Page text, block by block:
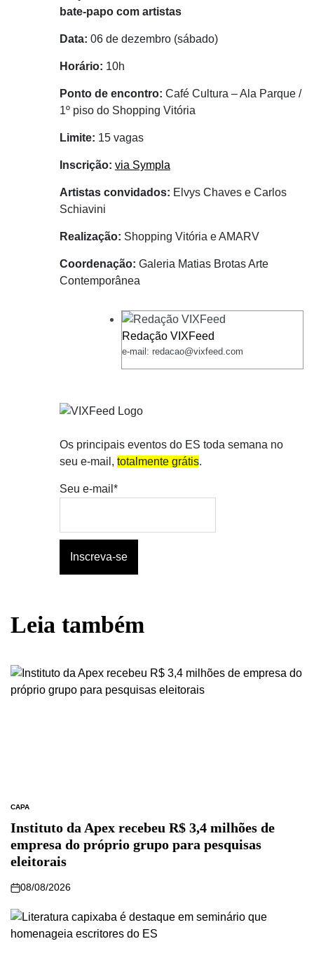
bate-papo com artistas
Data: 06 de dezembro (sábado)
Horário: 10h
Ponto de encontro: Café Cultura – Ala Parque /
1º piso do Shopping Vitória
Limite: 15 vagas
Inscrição: via Sympla
Artistas convidados: Elvys Chaves e Carlos
Schiavini
Realização: Shopping Vitória e AMARV
Coordenação: Galeria Matias Brotas Arte
Contemporânea
Redação VIXFeed
e-mail: redacao@vixfeed.com
Os principais eventos do ES toda semana no
seu e-mail, totalmente grátis.
Seu e-mail*
Leia também
CAPA
Instituto da Apex recebeu R$ 3,4 milhões de
empresa do próprio grupo para pesquisas
eleitorais
08/08/2026